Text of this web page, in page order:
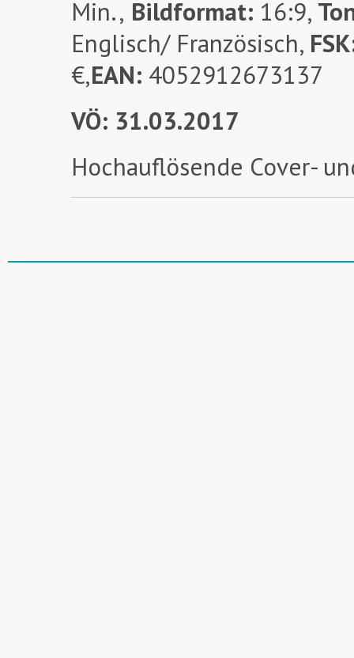
Min., Bildformat: 16:9,
Englisch/ Französisch,
€,EAN: 4052912673137
VÖ: 31.03.2017
Hochauflösende Cover-